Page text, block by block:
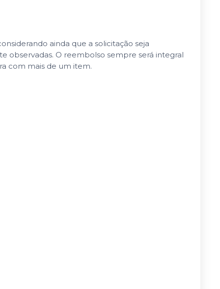
ainda que a solicitação seja
observadas. O reembolso sempre será integral
com mais de um item.